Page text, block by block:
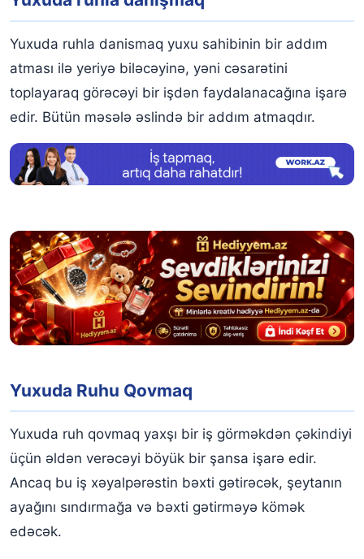
Yuxuda ruhla danismaq yuxu sahibinin bir addım
atması ilə yeriyə biləcəyinə, yəni cəsarətini
toplayaraq görəcəyi bir işdən faydalanacağına işarə
edir. Bütün məsələ əslində bir addım atmaqdır.
Yuxuda Ruhu Qovmaq
Yuxuda ruh qovmaq yaxşı bir iş görməkdən çəkindiyi
üçün əldən verəcəyi böyük bir şansa işarə edir.
Ancaq bu iş xəyalpərəstin bəxti gətirəcək, şeytanın
ayağını sındırmağa və bəxti gətirməyə kömək
edəcək.